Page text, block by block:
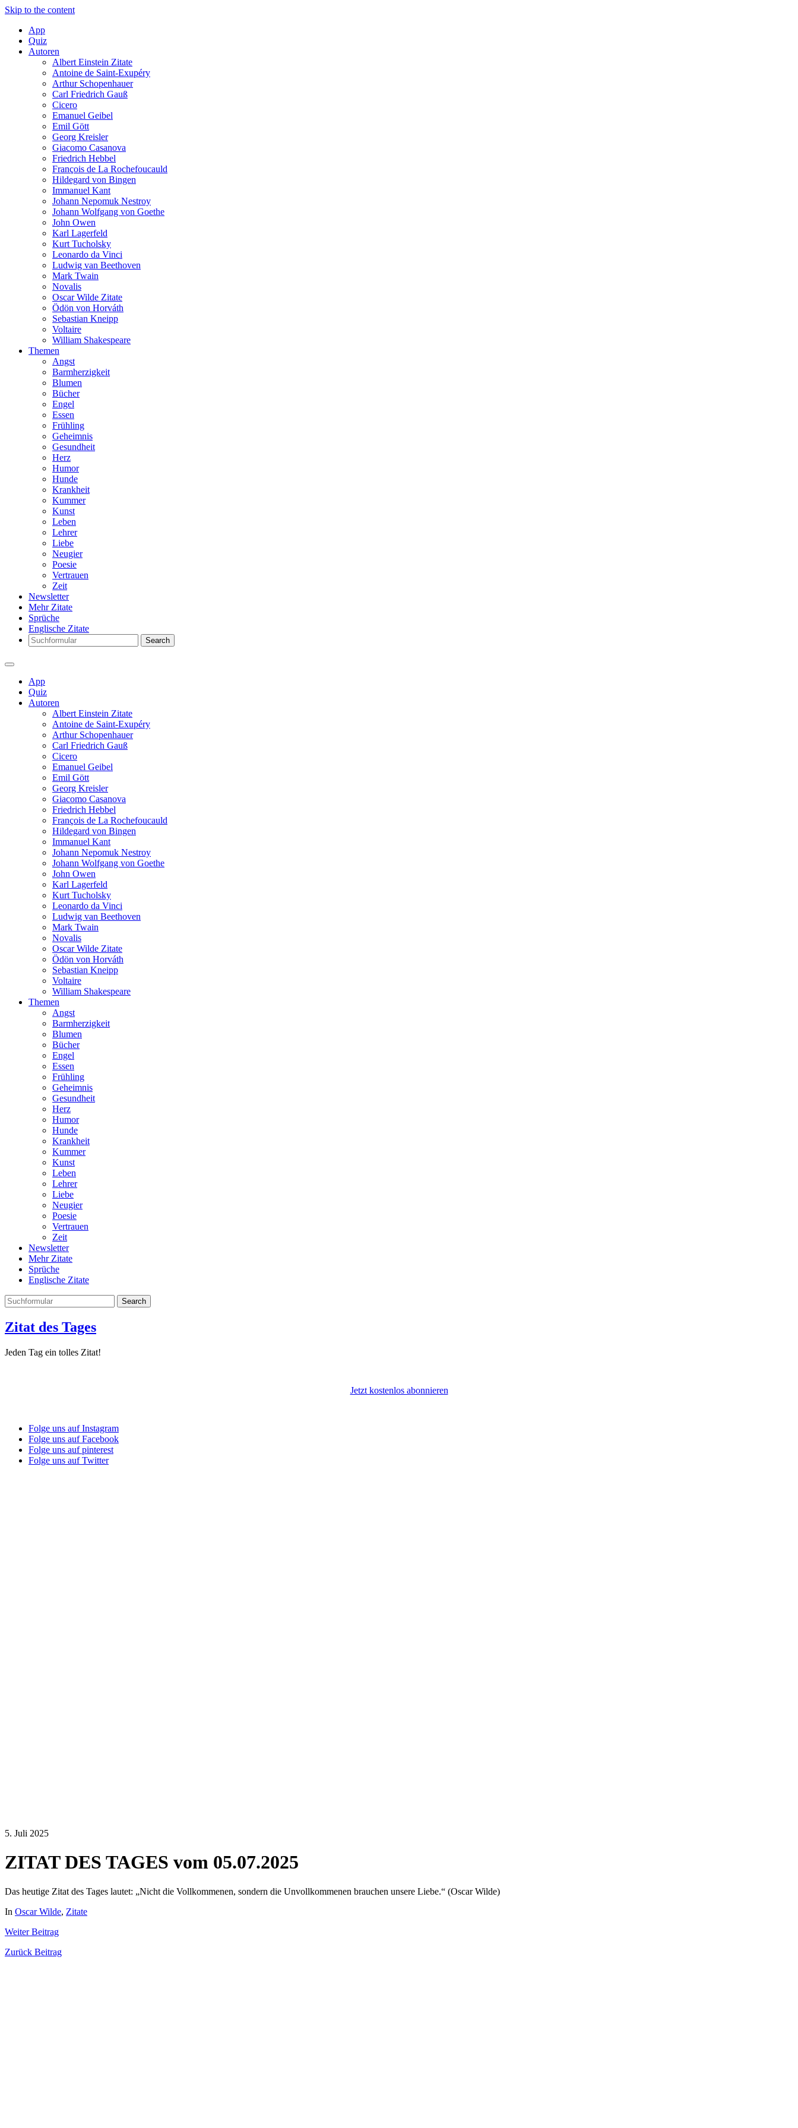
Skip to the content
App
Quiz
Autoren
Albert Einstein Zitate
Antoine de Saint-Exupéry
Arthur Schopenhauer
Carl Friedrich Gauß
Cicero
Emanuel Geibel
Emil Gött
Georg Kreisler
Giacomo Casanova
Friedrich Hebbel
François de La Rochefoucauld
Hildegard von Bingen
Immanuel Kant
Johann Nepomuk Nestroy
Johann Wolfgang von Goethe
John Owen
Karl Lagerfeld
Kurt Tucholsky
Leonardo da Vinci
Ludwig van Beethoven
Mark Twain
Novalis
Oscar Wilde Zitate
Ödön von Horváth
Sebastian Kneipp
Voltaire
William Shakespeare
Themen
Angst
Barmherzigkeit
Blumen
Bücher
Engel
Essen
Frühling
Geheimnis
Gesundheit
Herz
Humor
Hunde
Krankheit
Kummer
Kunst
Leben
Lehrer
Liebe
Neugier
Poesie
Vertrauen
Zeit
Newsletter
Mehr Zitate
Sprüche
Englische Zitate
Search
App
Quiz
Autoren
Albert Einstein Zitate
Antoine de Saint-Exupéry
Arthur Schopenhauer
Carl Friedrich Gauß
Cicero
Emanuel Geibel
Emil Gött
Georg Kreisler
Giacomo Casanova
Friedrich Hebbel
François de La Rochefoucauld
Hildegard von Bingen
Immanuel Kant
Johann Nepomuk Nestroy
Johann Wolfgang von Goethe
John Owen
Karl Lagerfeld
Kurt Tucholsky
Leonardo da Vinci
Ludwig van Beethoven
Mark Twain
Novalis
Oscar Wilde Zitate
Ödön von Horváth
Sebastian Kneipp
Voltaire
William Shakespeare
Themen
Angst
Barmherzigkeit
Blumen
Bücher
Engel
Essen
Frühling
Geheimnis
Gesundheit
Herz
Humor
Hunde
Krankheit
Kummer
Kunst
Leben
Lehrer
Liebe
Neugier
Poesie
Vertrauen
Zeit
Newsletter
Mehr Zitate
Sprüche
Englische Zitate
Search
Zitat des Tages
Jeden Tag ein tolles Zitat!
Jetzt kostenlos abonnieren
Folge uns auf Instagram
Folge uns auf Facebook
Folge uns auf pinterest
Folge uns auf Twitter
5. Juli 2025
ZITAT DES TAGES vom 05.07.2025
Das heutige Zitat des Tages lautet: „Nicht die Vollkommenen, sondern die Unvollkommenen brauchen unsere Liebe.“ (Oscar Wilde)
In Oscar Wilde, Zitate
WeiterBeitrag
Zurück Beitrag